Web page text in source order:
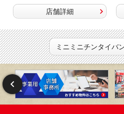
店舗詳細
ミニミニチンタイバ